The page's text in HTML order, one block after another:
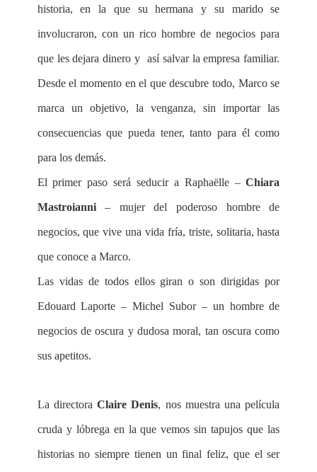
historia, en la que su hermana y su marido se
involucraron, con un rico hombre de negocios para
que les dejara dinero y así salvar la empresa familiar.
Desde el momento en el que descubre todo, Marco se
marca un objetivo, la venganza, sin importar las
consecuencias que pueda tener, tanto para él como
para los demás.
El primer paso será seducir a Raphaëlle –Chiara
Mastroianni– mujer del poderoso hombre de
negocios, que vive una vida fría, triste, solitaria, hasta
que conoce a Marco.
Las vidas de todos ellos giran o son dirigidas por
Edouard Laporte – Michel Subor – un hombre de
negocios de oscura y dudosa moral, tan oscura como
sus apetitos.
La directora Claire Denis, nos muestra una película
cruda y lóbrega en la que vemos sin tapujos que las
historias no siempre tienen un final feliz, que el ser